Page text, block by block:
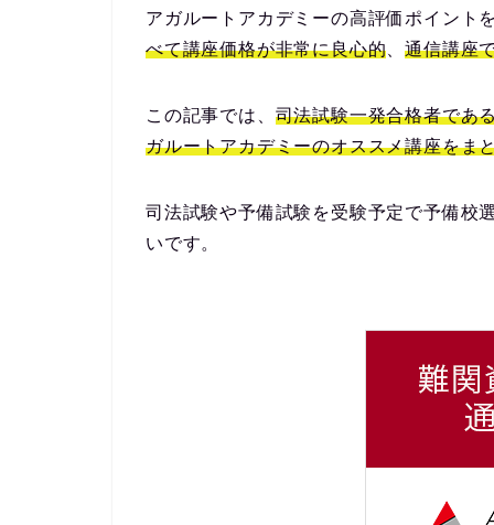
アガルートアカデミーの高評価ポイント
べて講座価格が非常に良心的 、通信講座
この記事では、 司法試験一発合格者であ
ガルートアカデミーのオススメ講座をま
司法試験や予備試験を受験予定で予備校
いです。